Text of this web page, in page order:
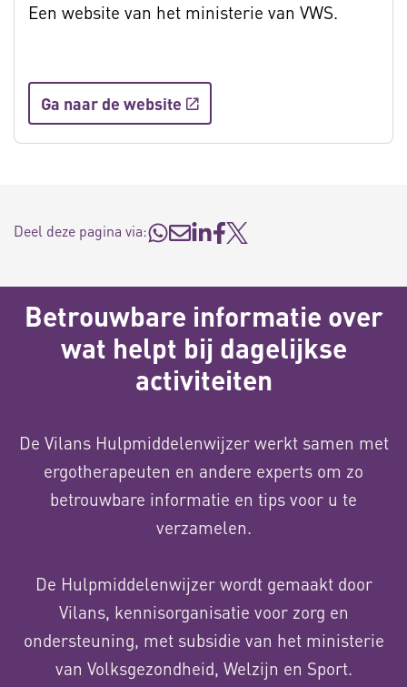
Een website van het ministerie van VWS.
Ga naar de website
Deel deze pagina via:
Betrouwbare informatie over
wat helpt bij dagelijkse
activiteiten
De Vilans Hulpmiddelenwijzer werkt samen met
ergotherapeuten en andere experts om zo
betrouwbare informatie en tips voor u te
verzamelen.
De Hulpmiddelenwijzer wordt gemaakt door
Vilans, kennisorganisatie voor zorg en
ondersteuning, met subsidie van het ministerie
van Volksgezondheid, Welzijn en Sport.